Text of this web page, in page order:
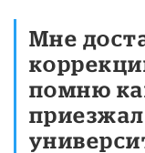
Мне
помню